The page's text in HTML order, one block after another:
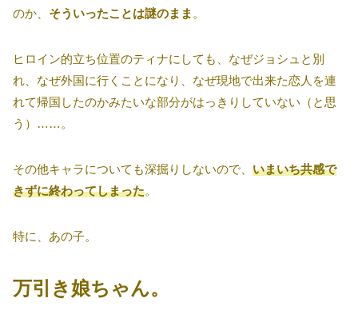
のか、 そういったことは謎のまま。
ヒロイン的立ち位置のティナにしても、なぜジョシュと別
れ、なぜ外国に行くことになり、なぜ現地で出来た恋人を連
れて帰国したのかみたいな部分がはっきりしていない（と思
う）……。
その他キャラについても深掘りしないので、 いまいち共感で
きずに終わってしまった。
特に、あの子。
万引き娘ちゃん。